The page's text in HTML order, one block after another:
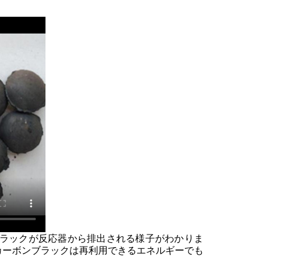
ックが反応器から排出される様子がわかりま
ボンブラックは再利用できるエネルギーでも